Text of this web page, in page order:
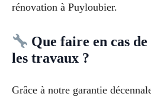
rénovation à Puyloubier.
Que faire en cas
les travaux ?
Grâce à notre garantie